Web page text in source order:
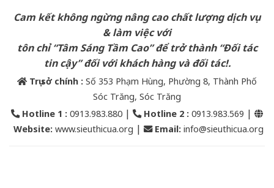
Cam kết không ngừng nâng cao chất lượng dịch vụ
& làm việc với
tôn chỉ “Tâm Sáng Tầm Cao” để trở thành “Đối tác
tin cậy” đối với khách hàng và đối tác!.
Trụ sở chính : Số 353 Phạm Hùng, Phường 8, Thành Phố
Sóc Trăng, Sóc Trăng
Hotline 1 : 0913.983.880 | Hotline 2 : 0913.983.569 |
Website: www.sieuthicua.org | Email: info@sieuthicua.org